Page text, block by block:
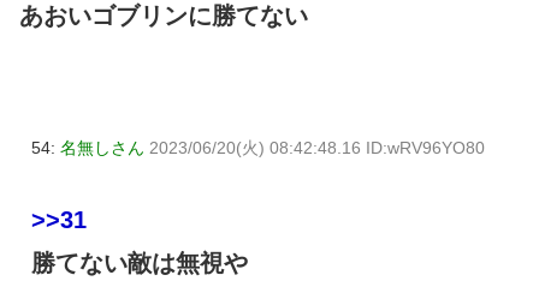
あおいゴブリンに勝てない
54: 名無しさん 2023/06/20(火) 08:42:48.16 ID:wRV96YO80
>>31
勝てない敵は無視や